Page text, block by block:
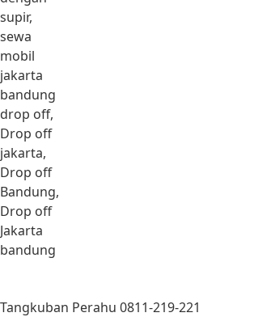
supir,
sewa
mobil
jakarta
bandung
drop off,
Drop off
jakarta,
Drop off
Bandung,
Drop off
Jakarta
bandung
Tangkuban Perahu 0811-219-221